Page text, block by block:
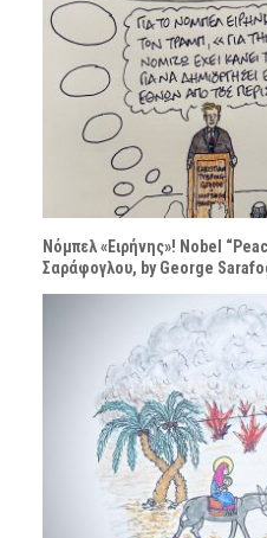
Νόμπελ «Ειρήνης»! Nobel
Σαράφογλου, by George